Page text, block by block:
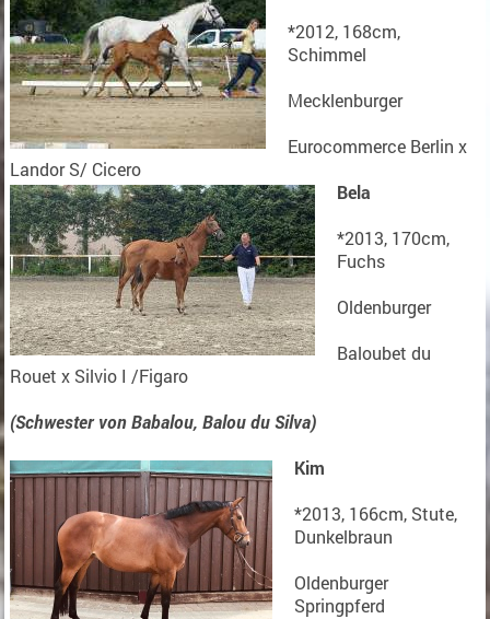
*2012, 168cm,
Schimmel
Mecklenburger
Eurocommerce Berlin x
Landor S/ Cicero
Bela
*2013, 170cm,
Fuchs
Oldenburger
Baloubet du
Rouet x Silvio I /Figaro
(Schwester von Babalou, Balou du Silva)
Kim
*2013, 166cm, Stute,
Dunkelbraun
Oldenburger
Springpferd